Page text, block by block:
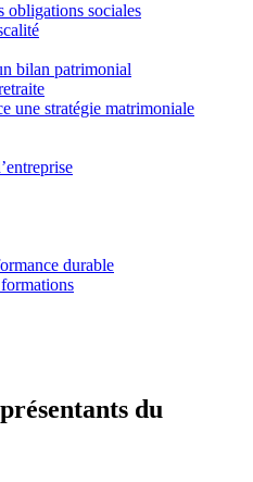
obligations sociales
bilan patrimonial
une stratégie matrimoniale
durable
du